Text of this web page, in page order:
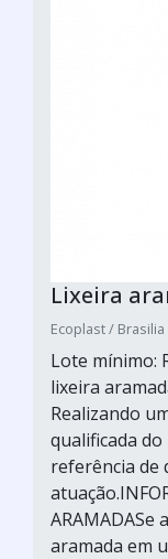
Lixeira
Ecoplast / Brasilia
Lote mínimo:
lixeira
Realizando
qualificada
referência de
ARAMADASe
aramada em